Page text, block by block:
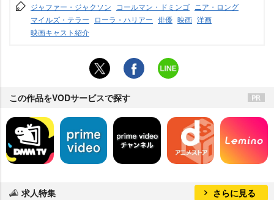
ジャファー・ジャクソン コールマン・ドミンゴ ニア・ロング
マイルズ・テラー
ローラ・ハリアー 俳優 映画 洋画
映画キャスト紹介
この作品をVODサービスで探す
求人特集 さらに見る